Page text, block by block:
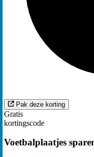
Pak deze korting
Gratis
kortingscode
Voetbalplaatjes